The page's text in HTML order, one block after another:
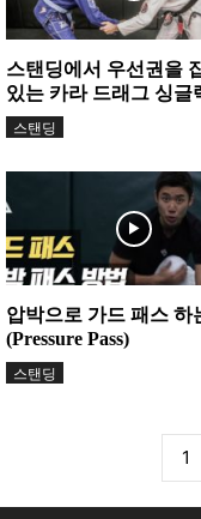
스탠딩에서 우선권을
있는 카라 드래그 싱글
크다운!
스탠딩
압박으로 가드 패스 하
(Pressure Pass)
스탠딩
1